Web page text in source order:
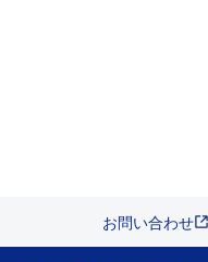
お問い合わせ